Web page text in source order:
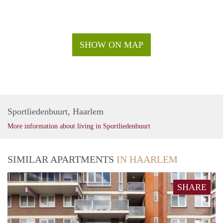
Huurprijs is inclusief servicekosten;
SHOW ON MAP
Sportliedenbuurt, Haarlem
More information about living in Sportliedenbuurt
SIMILAR APARTMENTS IN HAARLEM
SHARE